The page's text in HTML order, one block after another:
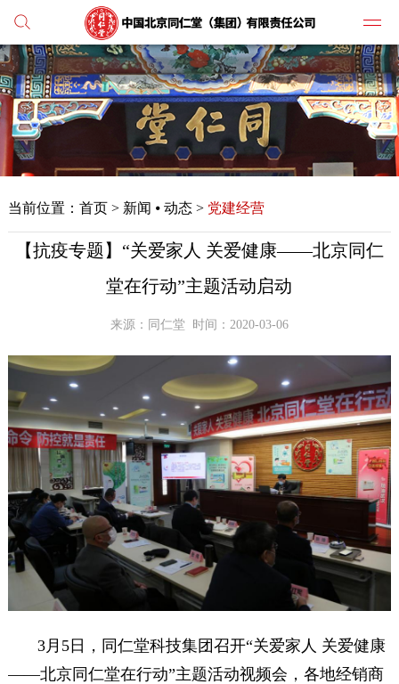
党建
人才
学习
药店
品种
文化
御药
历史
非遗
当前位置： 首页> 新闻 ⦁ 动态 > 党建经营
【抗疫专题】“关爱家人 关爱健康——北京同仁
堂在行动”主题活动启动
来源：同仁堂 时间：2020-03-06
3月5日，同仁堂科技集团召开“关爱家人 关爱健康
——北京同仁堂在行动”主题活动视频会，各地经销商